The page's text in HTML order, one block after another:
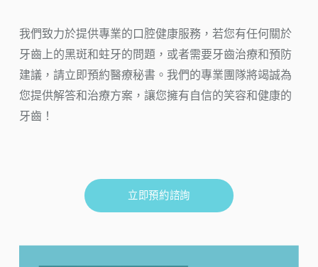
我們致力於提供專業的口腔健康服務，若您有任何關於
牙齒上的黑斑和蛀牙的問題，或者需要牙齒治療和預防
建議，請立即預約醫療秘書。我們的專業團隊將竭誠為
您提供解答和治療方案，讓您擁有自信的笑容和健康的
牙齒！
立即預約諮詢